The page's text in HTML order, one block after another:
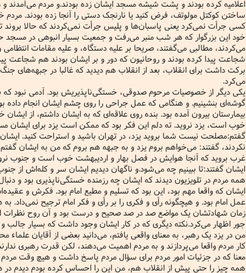
اعلامیه کرده بودند و پشت شیشه مسجد ایشان زده بودند.و مردم می‌آمدند و
ساختن کوکتل مولوتف، فرض کنید یا نارنجک دستی را آنجا زده بودند.
کسی جرأت نمی‌کرد یعنی پاسبان‌ها و پلیس جرأت نمی‌کردند که حالا بروند
خود این بزرگوار که هر شب منبر می‌رفت و جمعیت بسیار انبوهی در مسجد
می‌کردند، مطالبی می‌گفتند، صریحا بر علیه دستگاه، و علیه مقامات
شجاعت پیدا کرده بودند و روحانیون که دور و بر ایشان بودند هم شجاعت
برکت داشت برای انقلاب، بعد از انقلاب هم دیدید که غالبا در
می‌کرد.
یکی دیگر از خصوصیات مرحوم صدوقی، خستگی‌ناپذیریش بود. آدمی نبود که
گوشه‌ای بنشینیم. و هنگامی که عمل جراحی را روی چشم ایشان انجام داده
بیمارستان بیرون آمده بود. بنده روی علاقه‌ای که به ایشان داشتم، از
خوب است، یزد نروید. ته دلم این فکر بود که ممکن است یزد برای ایشان
گفتم:مصلحت نیست شما بروید یزد، در تهران باشید و استراحت کنید.
نکردند، گفتند: می‌خواهم بروم یزد و به جبهه هم بروم که من به ایشان
غرب بروید که آنجا هوایش در فصل بهار و اردیبهشت خوب است و جنوب
ایشان گفتند:تا ببینیم چه می‌شود.و ناگهان دیدیم ایشان سر و کله‌اش از
همه مردم در تلویزیون دیدند که ایشان چه رزمنده خستگی‌ناپذیری بود و
ایشان که واقعا مهم بود، این بود که تسلیم و مطیع امام بود. فکرش و
عمل امام بود. و هیچگونه رأی و فکری را بر رأی و فکر امام ترجیح نمی‌داد.
زمان شهادتشان یک مواضع صد در صد صحیح و درست بود و آن روح نظرات
جور اظهار می‌کرد.نکته دیگری که در کار ایشان وجود داشت که بسیار جالب
من در یزد یک رهبر، به معنای واقعی یافتم، می‌دانید بعضی از آقایان
کار مردم واقعا می‌پردازند و به مردم اهمیت می‌دهند، لکن قدرت رهبری
معنا که در جزئیات امور مردم برای سؤال مردم پاسخ داشت و هیچ وقت
همه چیز را حتی پیش از انقلاب هم، من این را احساس کرده بودم دیدم در